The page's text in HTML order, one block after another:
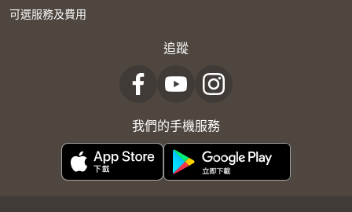
可選服務及費用
追蹤
我們的手機服務